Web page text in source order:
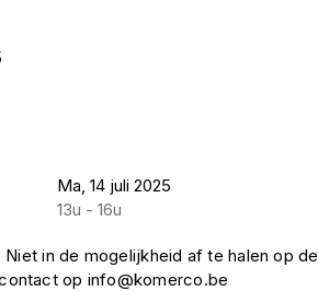
Ma, 14 juli 2025
13u - 16u
in de mogelijkheid af te halen op de
op info@komerco.be